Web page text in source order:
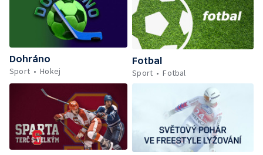
Dohráno
Sport
Hokej
Fotbal
Sport
Fotbal